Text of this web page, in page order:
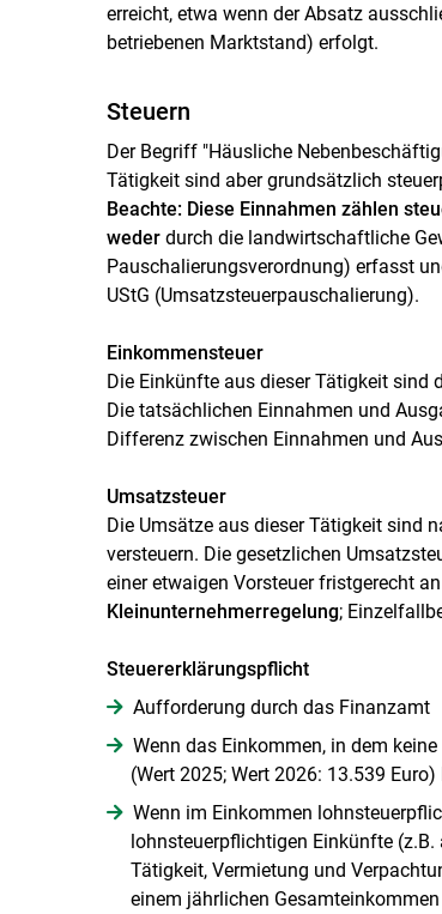
erreicht, etwa wenn der Absatz
betriebenen Marktstand) erfolgt.
Steuern
Der Begriff "Häusliche
Tätigkeit sind aber grundsätzlich
Beachte: Diese Einnahmen zählen
weder durch die landwirtschaftliche
Pauschalierungsverordnung) erfasst
UStG (Umsatzsteuerpauschalierung).
Einkommensteuer
Die Einkünfte aus dieser Tätigkeit sind
Die tatsächlichen Einnahmen und
Differenz zwischen Einnahmen und
Umsatzsteuer
Die Umsätze aus dieser Tätigkeit sind
versteuern. Die gesetzlichen
einer etwaigen Vorsteuer fristgerecht
Kleinunternehmerregelung;
Steuererklärungspflicht
Aufforderung durch das Finanzamt
Wenn das Einkommen, in dem
(Wert 2025; Wert 2026: 13.539
Wenn im Einkommen
lohnsteuerpflichtigen Einkünfte
Tätigkeit, Vermietung und
einem jährlichen